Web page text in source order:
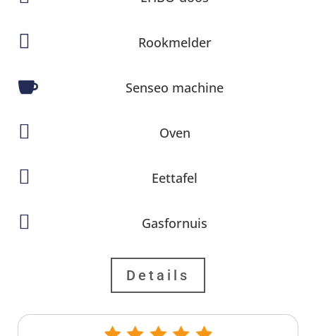
 Rookmelder
 Senseo machine
 Oven
 Eettafel
 Gasfornuis
Details